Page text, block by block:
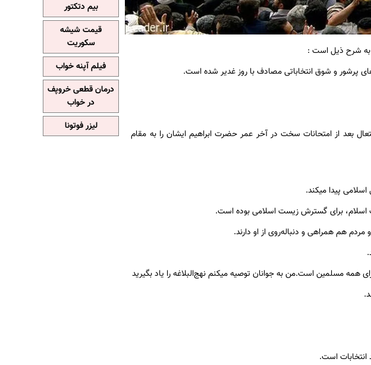
به شرح ذیل است :
پرشور و شوق انتخاباتی مصادف با روز غدیر شده است.
بعد از امتحانات سخت در آخر عمر حضرت ابراهیم ایشان را به مقام
پیدا میکند.
هم همراهی و دنباله‌روی از او دارند.
همه مسلمین است.من به جوانان توصیه میکنم نهج‌البلاغه را یاد بگیرید
است.
بیم دتکتور
قیمت شیشه
سکوریت
فیلم آپنه خواب
درمان قطعی خروپف
در خواب
لیزر فوتونا